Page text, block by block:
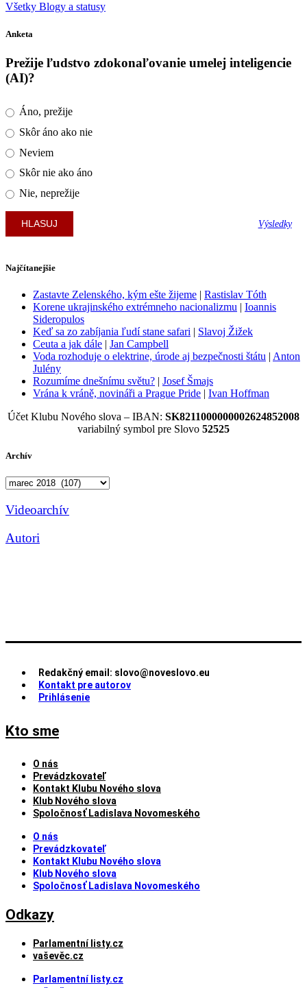
Všetky Blogy a statusy
Anketa
Prežije ľudstvo zdokonaľovanie umelej inteligencie
(AI)?
Áno, prežije
Skôr áno ako nie
Neviem
Skôr nie ako áno
Nie, neprežije
Výsledky
Najčítanejšie
Zastavte Zelenského, kým ešte žijeme | Rastislav Tóth
Korene ukrajinského extrémneho nacionalizmu | Ioannis
Sideropulos
Keď sa zo zabíjania ľudí stane safari | Slavoj Žižek
Ceuta a jak dále | Jan Campbell
Voda rozhoduje o elektrine, úrode aj bezpečnosti štátu | Anton
Julény
Rozumíme dnešnímu světu? | Josef Šmajs
Vrána k vráně, novináři a Prague Pride | Ivan Hoffman
Účet Klubu Nového slova – IBAN: SK8211000000002624852008
variabilný symbol pre Slovo 52525
Archív
Archív
Videoarchív
Autori
Redakčný email: slovo@noveslovo.eu
Kontakt pre autorov
Prihlásenie
Kto sme
O nás
Prevádzkovateľ
Kontakt Klubu Nového slova
Klub Nového slova
Spoločnosť Ladislava Novomeského
O nás
Prevádzkovateľ
Kontakt Klubu Nového slova
Klub Nového slova
Spoločnosť Ladislava Novomeského
Odkazy
Parlamentní listy.cz
vaševěc.cz
Parlamentní listy.cz